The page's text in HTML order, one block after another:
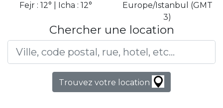
Fejr : 12° | Icha : 12°
Europe/Istanbul (GMT
3)
Chercher une location
Trouvez votre location